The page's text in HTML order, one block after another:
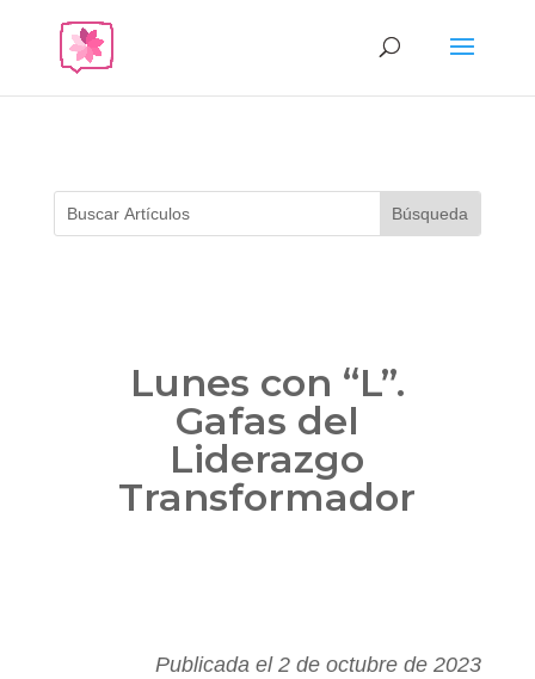
Lunes con “L”.
Gafas del
Liderazgo
Transformador
Publicada el 2 de octubre de 2023